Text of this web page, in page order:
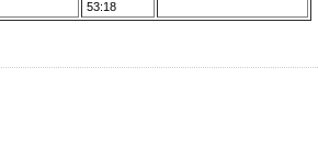
53:18